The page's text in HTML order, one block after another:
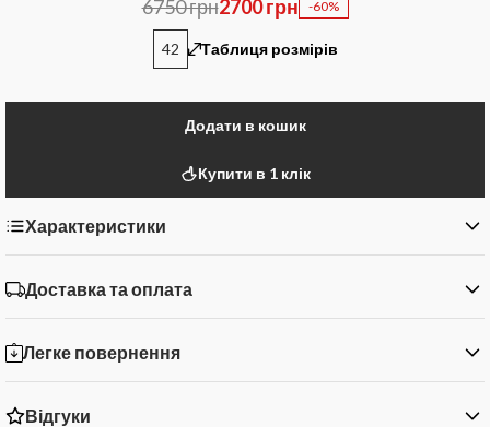
6750 грн2700 грн -60%
42 Таблиця розмірів
Додати в кошик
Купити в 1 клік
Характеристики
Доставка та оплата
Легке повернення
Відгуки